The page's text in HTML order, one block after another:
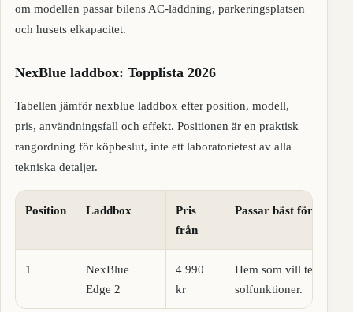
om modellen passar bilens AC-laddning, parkeringsplatsen
och husets elkapacitet.
NexBlue laddbox: Topplista 2026
Tabellen jämför nexblue laddbox efter position, modell,
pris, användningsfall och effekt. Positionen är en praktisk
rangordning för köpbeslut, inte ett laboratorietest av alla
tekniska detaljer.
Position Laddbox
Pris
från
Passar bäst för
1
NexBlue
Edge 2
4 990
kr
Hem som vill testa
solfunktioner.